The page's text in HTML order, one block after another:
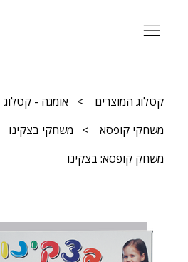
קטלוג המוצרים > אומגה - קטלוג
משחקי קופסא
> משחקי בצקינו
משחק קופסא: בצקינו